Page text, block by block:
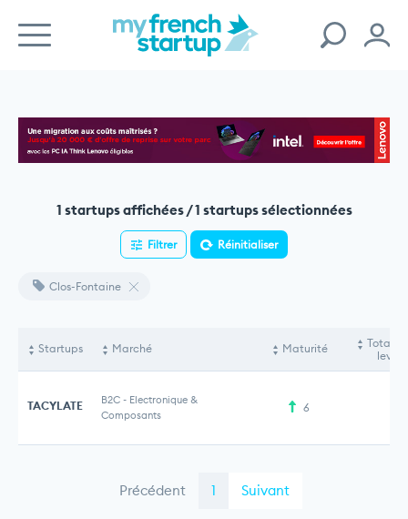
1 startups affichées / 1 startups sélectionnées
Filtrer Réinitialiser
Clos-Fontaine
Startups Marché Maturité
Total
levés
TACYLATE B2C - Electronique &
Composants
6
Précédent 1 Suivant